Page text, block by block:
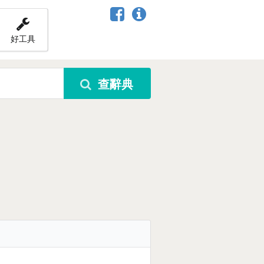
好工具
查辭典